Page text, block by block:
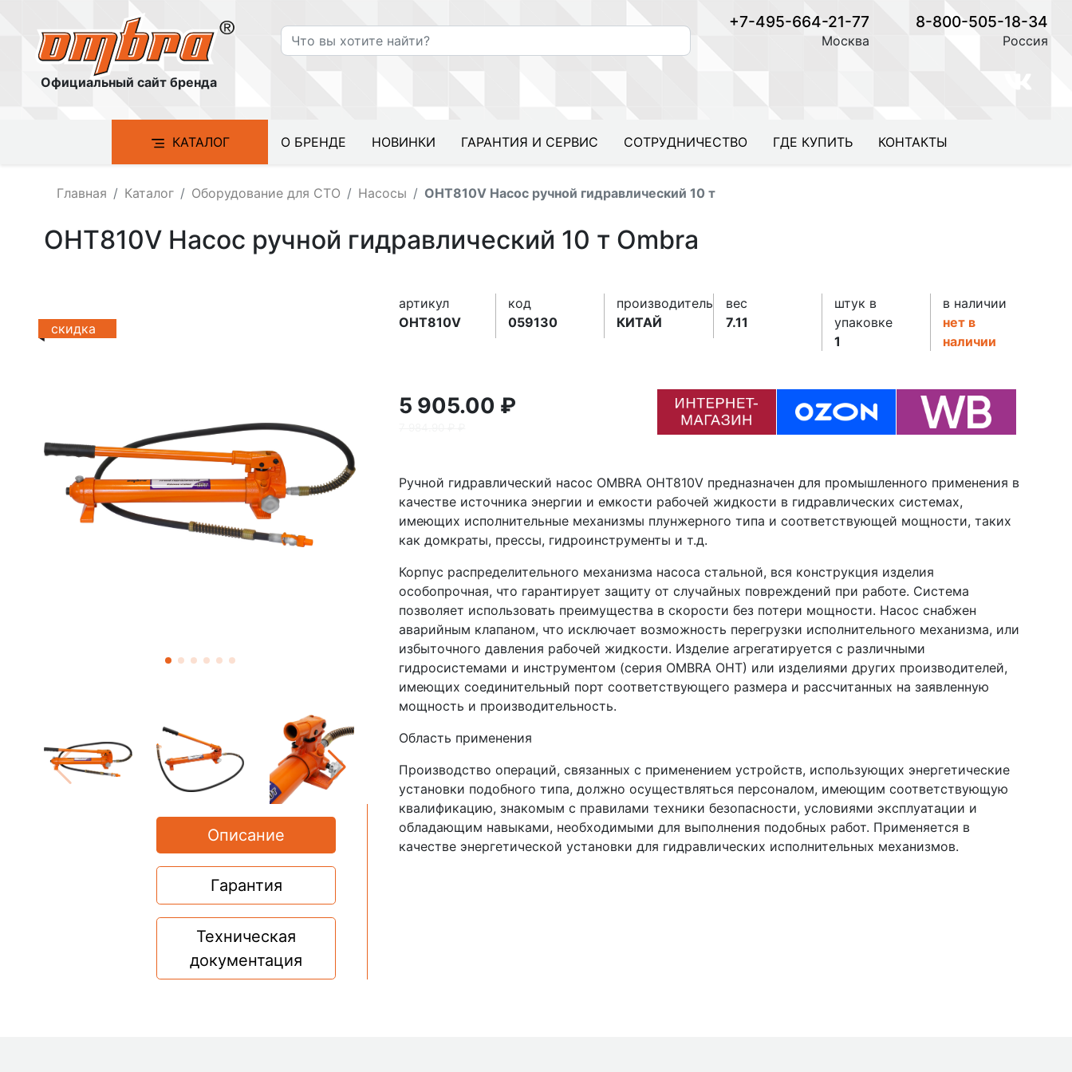
Официальный сайт бренда
+7-495-664-21-77
Москва
8-800-505-18-34
Россия
КАТАЛОГ О БРЕНДЕ НОВИНКИ ГАРАНТИЯ И СЕРВИС СОТРУДНИЧЕСТВО ГДЕ КУПИТЬ КОНТАКТЫ
Главная Каталог Оборудование для СТО Насосы OHT810V Насос ручной гидравлический 10 т
OHT810V Насос ручной гидравлический 10 т Ombra
скидка
Описание
Гарантия
Техническая
документация
артикул
OHT810V
код
059130
производитель
КИТАЙ
вес
7.11
штук в
упаковке
1
в наличии
нет в
наличии
5 905.00 ₽
Ручной гидравлический насос OMBRA ОНТ810V предназначен для промышленного применения в
качестве источника энергии и емкости рабочей жидкости в гидравлических системах,
имеющих исполнительные механизмы плунжерного типа и соответствующей мощности, таких
как домкраты, прессы, гидроинструменты и т.д.
Корпус распределительного механизма насоса стальной, вся конструкция изделия
особопрочная, что гарантирует защиту от случайных повреждений при работе. Система
позволяет использовать преимущества в скорости без потери мощности. Насос снабжен
аварийным клапаном, что исключает возможность перегрузки исполнительного механизма, или
избыточного давления рабочей жидкости. Изделие агрегатируется с различными
гидросистемами и инструментом (серия OMBRA ОНТ) или изделиями других производителей,
имеющих соединительный порт соответствующего размера и рассчитанных на заявленную
мощность и производительность.
Область применения
Производство операций, связанных с применением устройств, использующих энергетические
установки подобного типа, должно осуществляться персоналом, имеющим соответствующую
квалификацию, знакомым с правилами техники безопасности, условиями эксплуатации и
обладающим навыками, необходимыми для выполнения подобных работ. Применяется в
качестве энергетической установки для гидравлических исполнительных механизмов.